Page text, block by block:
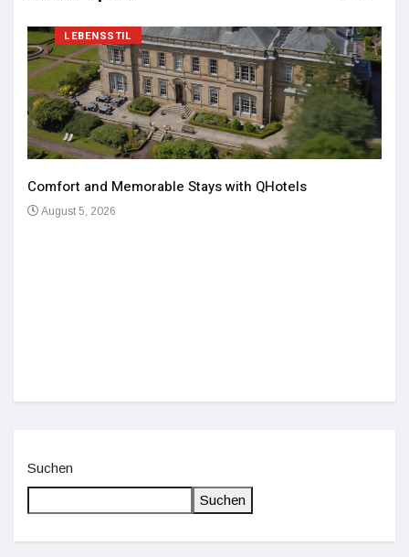
LEBENSSTIL
Comfort and Memorable Stays with QHotels
August 5, 2026
Suchen
Suchen